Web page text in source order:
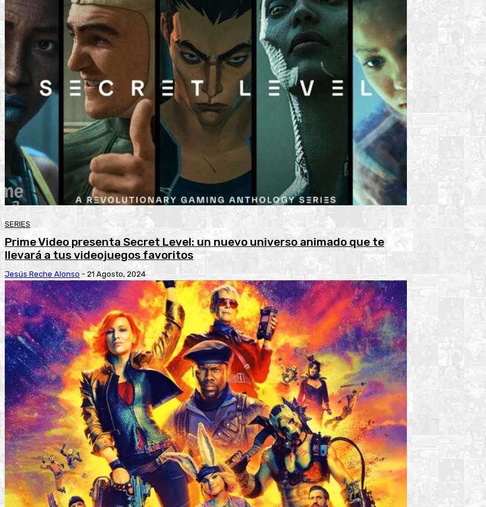
SERIES
Prime Video presenta Secret Level: un nuevo universo animado que te
llevará a tus videojuegos favoritos
Jesús Reche Alonso - 21 Agosto, 2024